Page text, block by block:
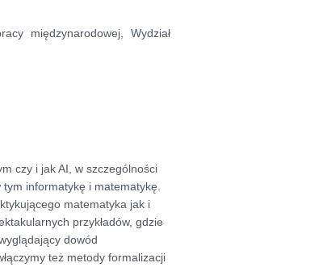
międzynarodowej, Wydział
czy i jak AI, w szczególności
informatykę i matematykę.
matematyka jak i
przykładów, gdzie
dowód
też metody formalizacji